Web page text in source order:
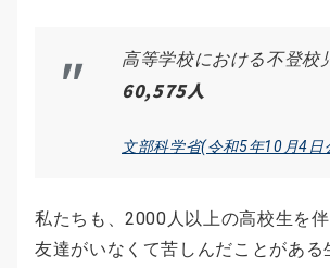
高等学校における不登校
60,575人
文部科学省(令和5年10月4日
私たちも、2000人以上の高校生を伴
友達がいなくて苦しんだことがある